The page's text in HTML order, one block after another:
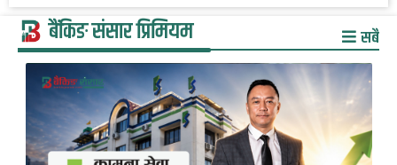
बैंकिङ संसार प्रिमियम सबै